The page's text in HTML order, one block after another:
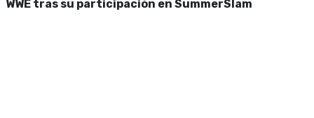
WWE tras su participación en SummerSlam